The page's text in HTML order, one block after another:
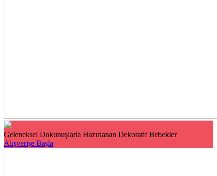
Geleneksel Dokunuşlarla Hazırlanan Dekoratif Bebekler
Alışverişe Başla